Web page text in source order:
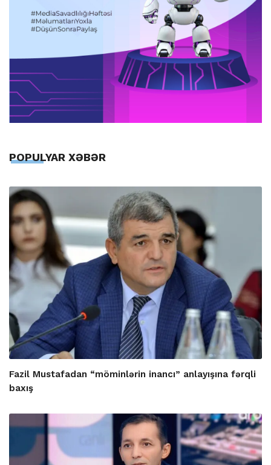
POPULYAR XƏBƏR
Fazil Mustafadan “möminlərin inancı” anlayışına fərqli
baxış